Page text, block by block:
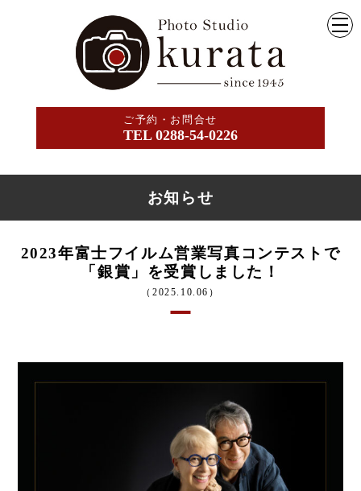
ご予約・お問合せ
TEL 0288-54-0226
お知らせ
2023年富士フイルム営業写真コンテストで
「銀賞」を受賞しました！
（2025.10.06）